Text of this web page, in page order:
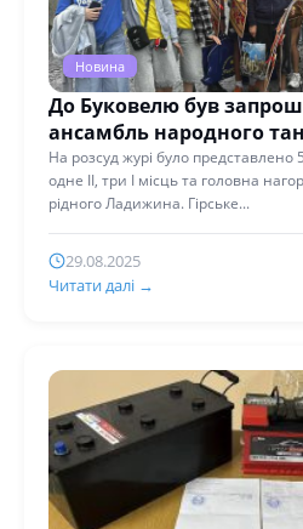
Новина
До Буковелю був
ансамбль народного
ліцею √2
На розсуд журі було представлено
одне ІІ, три І місць та головна
рідного Ладижина. Гірське...
29.08.2025
Читати далі →